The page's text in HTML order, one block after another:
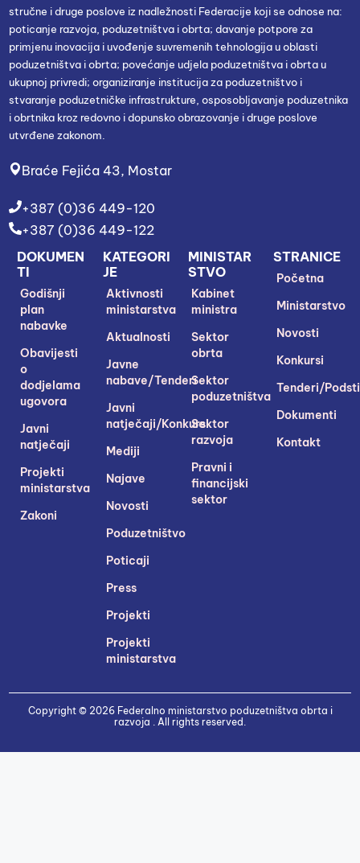
stručne i druge poslove iz nadležnosti Federacije koji se odnose na:
poticanje razvoja, poduzetništva i obrta; davanje potpore za
primjenu inovacija i uvođenje suvremenih tehnologija u oblasti
poduzetništva i obrta; povećanje udjela poduzetništva i obrta u
ukupnoj privredi; organiziranje institucija za poduzetništvo i
stvaranje poduzetničke infrastrukture, osposobljavanje poduzetnika
i obrtnika kroz redovno i dopunsko obrazovanje i druge poslove
utvrđene zakonom.
Braće Fejića 43, Mostar
+387 (0)36 449-120
+387 (0)36 449-122
STRANICE
Početna
Ministarstvo
Novosti
Konkursi
Tenderi/
Dokumenti
Kontakt
MINISTAR
STVO
Kabinet
ministra
Sektor
obrta
Sektor
poduzetništva
Sektor
razvoja
Pravni i
financijski
sektor
KATEGORI
JE
Aktivnosti
ministarstva
Aktualnosti
Javne
nabave/Tenderi
Javni
natječaji/Konkursi
Mediji
Najave
Novosti
Poduzetništvo
Poticaji
Press
Projekti
Projekti
ministarstva
DOKUMEN
TI
Godišnji
plan
nabavke
Obavijesti
o
dodjelama
ugovora
Javni
natječaji
Projekti
ministarstva
Zakoni
Copyright © 2026 Federalno ministarstvo poduzetništva obrta i
razvoja . All rights reserved.